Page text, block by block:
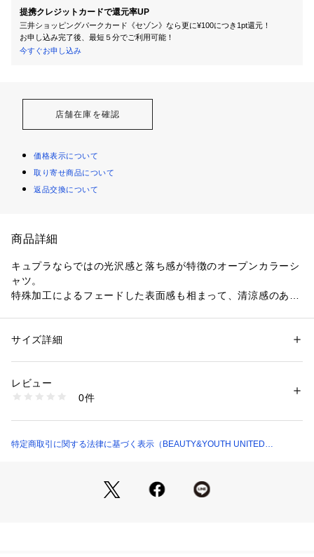
提携クレジットカードで還元率UP
三井ショッピングパークカード《セゾン》なら更に¥100につき1pt還元！
お申し込み完了後、最短５分でご利用可能！
今すぐお申し込み
店舗在庫を確認
価格表示について
取り寄せ商品について
返品交換について
商品詳細
キュプラならではの光沢感と落ち感が特徴のオープンカラーシ
ャツ。
特殊加工によるフェードした表面感も相まって、清涼感のある
ス合わせでも品よくモード感を演出。
ユニセックスで着用頂けます。
透け感：なし
============================
性別：メンズ
素材：本体；キュプラ100％ 別布；POLYESTER54％ RAYON46％
洗濯：-
※詳しい洗濯方法については、商品の品質表示タグをご覧ください
83161000008 （ショップ）
サイズ詳細
レビュー
0件
特定商取引に関する法律に基づく表示（BEAUTY&YOUTH UNITED